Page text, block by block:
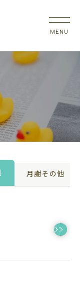
月謝その他